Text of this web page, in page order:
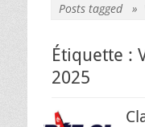
Posts tagged »
Étiquette :
2025